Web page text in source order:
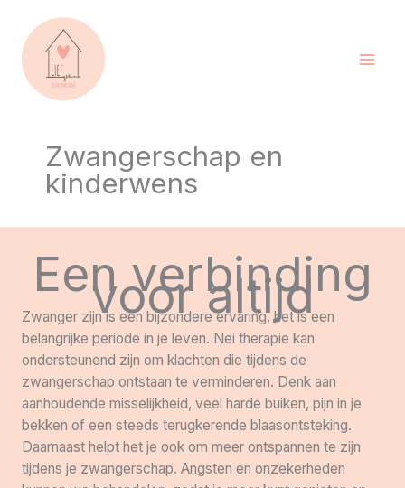
inhoud
Zwangerschap en
kinderwens
Een verbinding
voor altijd
Zwanger zijn is een bijzondere ervaring, het is een
belangrijke periode in je leven. Nei therapie kan
ondersteunend zijn om klachten die tijdens de
zwangerschap ontstaan te verminderen. Denk aan
aanhoudende misselijkheid, veel harde buiken, pijn in je
bekken of een steeds terugkerende blaasontsteking.
Daarnaast helpt het je ook om meer ontspannen te zijn
tijdens je zwangerschap. Angsten en onzekerheden